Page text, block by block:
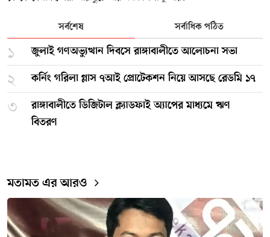
সর্বশেষ সর্বাধিক পঠিত
১ জুলাই গণঅভ্যুত্থান দিবসে রাঙ্গাবালীতে আলোচনা সভা
২ কর্নিং গরিলা গ্লাস ৭আই প্রোটেকশন নিয়ে আসছে রেডমি ১৭
৩
রাঙ্গাবালীতে ডিজিটাল ক্ল্যাডফাই অ্যাপের মাধ্যমে ঋণ
বিতরণ
মতামত এর আরও